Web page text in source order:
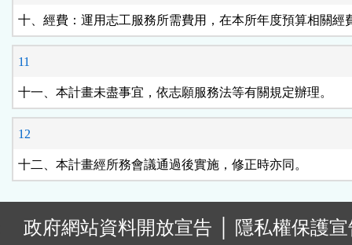
十、經費：運用志工服務所需費用，在本所年度預算相關經
11
十一、本計畫未盡事宜，依志願服務法等有關規定辦理。
12
十二、本計畫經所務會議通過後實施，修正時亦同。
政府網站資料開放宣告
隱私權保護